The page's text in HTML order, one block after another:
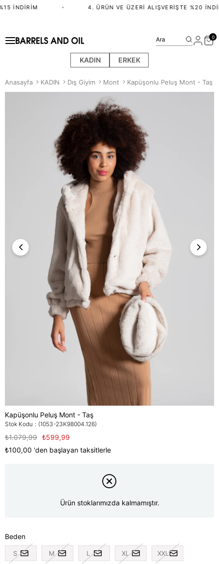
İNDIRIM 4. ÜRÜN VE ÜZERI ALIŞVERIŞTE %20
KADIN ERKEK
Ara 0
Anasayfa KADIN Dış Giyim Mont Kapüşonlu Peluş Mont - Taş
Kapüşonlu Peluş Mont - Taş
Stok Kodu (1053-23K98004.126)
₺1.079,99 ₺599,99
₺100,00 'den başlayan taksitlerle
Ürün stoklarımızda kalmamıştır.
Beden
S M L XL XXL